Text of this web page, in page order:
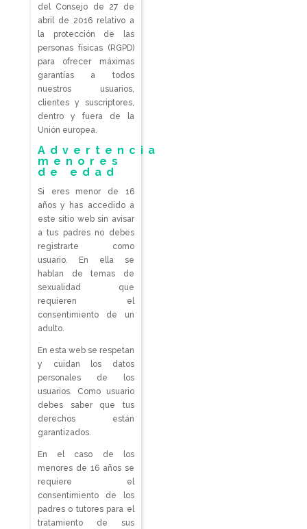
del Consejo de 27 de
abril de 2016 relativo a
la protección de las
personas físicas (RGPD)
para ofrecer máximas
garantías a todos
nuestros usuarios,
clientes y suscriptores,
dentro y fuera de la
Unión europea.
Advertencia
menores
de edad
Si eres menor de 16
años y has accedido a
este sitio web sin avisar
a tus padres no debes
registrarte como
usuario. En ella se
hablan de temas de
sexualidad que
requieren el
consentimiento de un
adulto.
En esta web se respetan
y cuidan los datos
personales de los
usuarios. Como usuario
debes saber que tus
derechos están
garantizados.
En el caso de los
menores de 16 años se
requiere el
consentimiento de los
padres o tutores para el
tratamiento de sus